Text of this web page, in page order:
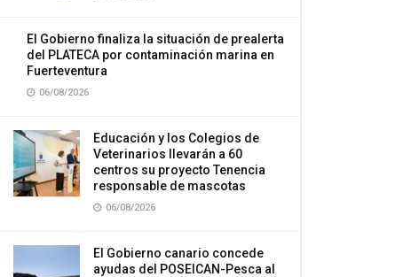
El Gobierno finaliza la situación de prealerta
del PLATECA por contaminación marina en
Fuerteventura
06/08/2026
Educación y los Colegios de
Veterinarios llevarán a 60
centros su proyecto Tenencia
responsable de mascotas
06/08/2026
El Gobierno canario concede
ayudas del POSEICAN-Pesca al